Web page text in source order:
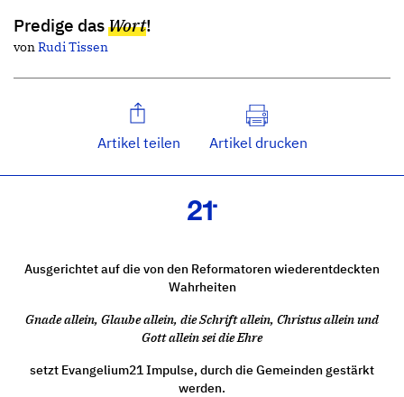
Predige dasWort!
von Rudi Tissen
Artikel teilen Artikel drucken
Ausgerichtet auf die von den Reformatoren wiederentdeckten
Wahrheiten
Gnade allein, Glaube allein, die Schrift allein, Christus allein und
Gott allein sei die Ehre
setzt Evangelium21 Impulse, durch die Gemeinden gestärkt
werden.